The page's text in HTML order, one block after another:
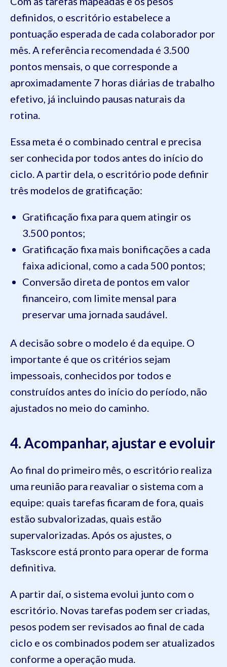
definidos, o escritório estabelece a
pontuação esperada de cada colaborador por
mês. A referência recomendada é 3.500
pontos mensais, o que corresponde a
aproximadamente 7 horas diárias de trabalho
efetivo, já incluindo pausas naturais da
rotina.
Essa meta é o combinado central e precisa
ser conhecida por todos antes do início do
ciclo. A partir dela, o escritório pode definir
três modelos de gratificação:
Gratificação fixa para quem atingir os
3.500 pontos;
Gratificação fixa mais bonificações a cada
faixa adicional, como a cada 500 pontos;
Conversão direta de pontos em valor
financeiro, com limite mensal para
preservar uma jornada saudável.
A decisão sobre o modelo é da equipe. O
importante é que os critérios sejam
impessoais, conhecidos por todos e
construídos antes do início do período, não
ajustados no meio do caminho.
4. Acompanhar, ajustar e evoluir
Ao final do primeiro mês, o escritório realiza
uma reunião para reavaliar o sistema com a
equipe: quais tarefas ficaram de fora, quais
estão subvalorizadas, quais estão
supervalorizadas. Após os ajustes, o
Taskscore está pronto para operar de forma
definitiva.
A partir daí, o sistema evolui junto com o
escritório. Novas tarefas podem ser criadas,
pesos podem ser revisados ao final de cada
ciclo e os combinados podem ser atualizados
conforme a operação muda.